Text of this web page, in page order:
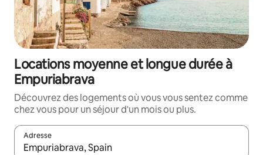
Locations moyenne et longue durée à
Empuriabrava
Découvrez des logements où vous vous sentez comme
chez vous pour un séjour d'un mois ou plus.
Adresse
Lorsque les résultats s'affichent, utilisez les flèches vers le